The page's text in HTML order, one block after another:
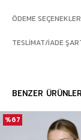
ÖDEME
TESLIMAT/İADE
BENZER ÜRÜNLER
%67